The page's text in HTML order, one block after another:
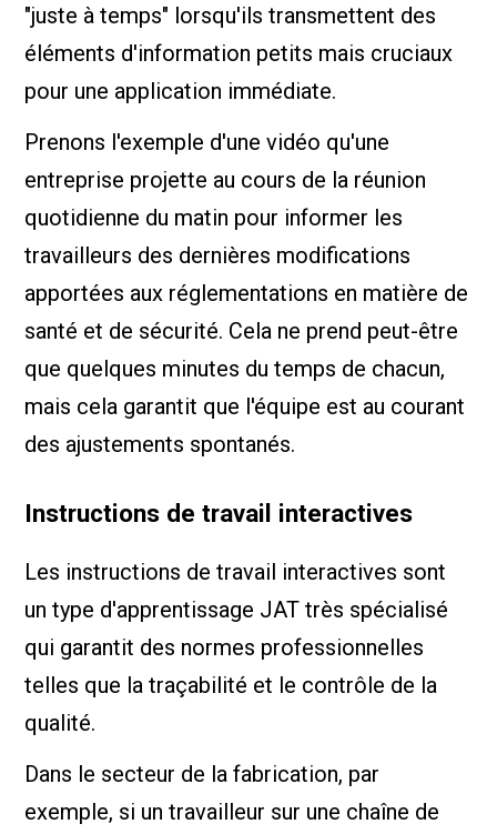
"juste à temps" lorsqu'ils transmettent des
éléments d'information petits mais cruciaux
pour une application immédiate.
Prenons l'exemple d'une vidéo qu'une
entreprise projette au cours de la réunion
quotidienne du matin pour informer les
travailleurs des dernières modifications
apportées aux réglementations en matière de
santé et de sécurité. Cela ne prend peut-être
que quelques minutes du temps de chacun,
mais cela garantit que l'équipe est au courant
des ajustements spontanés.
Instructions de travail interactives
Les instructions de travail interactives sont
un type d'apprentissage JAT très spécialisé
qui garantit des normes professionnelles
telles que la traçabilité et le contrôle de la
qualité.
Dans le secteur de la fabrication, par
exemple, si un travailleur sur une chaîne de